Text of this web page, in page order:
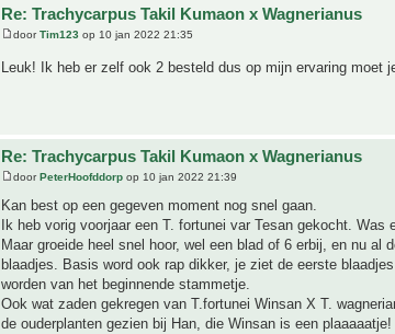
Re: Trachycarpus Takil Kumaon x Wagnerianus
doorTim123 op 10 jan 2022 21:35
Leuk! Ik heb er zelf ook 2 besteld dus op mijn ervaring moet
Re: Trachycarpus Takil Kumaon x Wagnerianus
doorPeterHoofddorp op 10 jan 2022 21:39
Kan best op een gegeven moment nog snel gaan.
Ik heb vorig voorjaar een T. fortunei var Tesan gekocht. Was
Maar groeide heel snel hoor, wel een blad of 6 erbij, en nu al
blaadjes. Basis word ook rap dikker, je ziet de eerste
worden van het beginnende stammetje.
Ook wat zaden gekregen van T.fortunei Winsan X T.
de ouderplanten gezien bij Han, die Winsan is een plaaaaatje!